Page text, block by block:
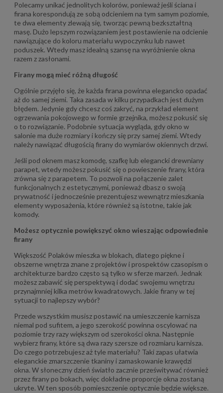
Polecamy unikać jednolitych kolorów, ponieważ jeśli ściana i
firana korespondują ze sobą odcieniem na tym samym poziomie,
te dwa elementy zlewają się, tworząc pewną bezkształtną
masę. Dużo lepszym rozwiązaniem jest postawienie na odcienie
nawiązujące do koloru materiału wypoczynku lub nawet
poduszek. Wtedy masz idealną szansę na wyróżnienie okna
razem z zasłonami.
Firany mogą mieć różną długość
Ogólnie przyjęło się, że każda firana powinna elegancko opadać
aż do samej ziemi. Taka zasada w kilku przypadkach jest dużym
błędem. Jedynie gdy chcesz coś zakryć, na przykład element
ogrzewania pokojowego w formie grzejnika, możesz pokusić się
o to rozwiązanie. Podobnie sytuacja wygląda, gdy okno w
salonie ma duże rozmiary i kończy się przy samej ziemi. Wtedy
należy nawiązać długością firany do wymiarów okiennych drzwi.
Jeśli pod oknem masz komodę, szafkę lub elegancki drewniany
parapet, wtedy możesz pokusić się o powieszenie firany, która
zrówna się z parapetem. To pozwoli na połączenie zalet
funkcjonalnych z estetycznymi, ponieważ dbasz o swoją
prywatność i jednocześnie prezentujesz wewnątrz mieszkania
elementy wyposażenia, które również są istotne, takie jak
komody.
Możesz optycznie powiększyć okno wieszając odpowiednie
firany
Większość Polaków mieszka w blokach, dlatego piękne i
obszerne wnętrza znane z projektów i prospektów czasopism o
architekturze bardzo często są tylko w sferze marzeń. Jednak
możesz zabawić się perspektywą i dodać swojemu wnętrzu
przynajmniej kilka metrów kwadratowych. Jakie firany w tej
sytuacji to najlepszy wybór?
Przede wszystkim musisz postawić na umieszczenie karnisza
niemal pod sufitem, a jego szerokość powinna oscylować na
poziomie trzy razy większym od szerokości okna. Następnie
wybierz firany, które są dwa razy szersze od rozmiaru karnisza.
Do czego potrzebujesz aż tyle materiału? Taki zapas ułatwia
eleganckie zmarszczenie tkaniny i zamaskowanie krawędzi
okna. W słoneczny dzień światło zacznie prześwitywać również
przez firany po bokach, więc dokładne proporcje okna zostaną
ukryte. W ten sposób pomieszczenie optycznie będzie większe.